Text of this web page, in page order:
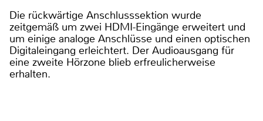
Die rückwärtige Anschlusssektion wurde
zeitgemäß um zwei HDMI-Eingänge erweitert und
um einige analoge Anschlüsse und einen optischen
Digitaleingang erleichtert. Der Audioausgang für
eine zweite Hörzone blieb erfreulicherweise
erhalten.